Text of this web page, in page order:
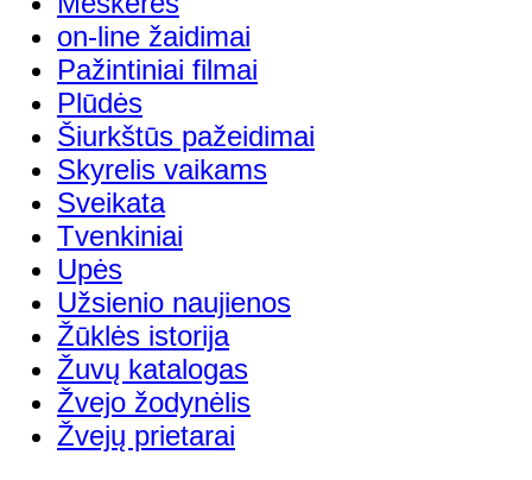
on-line žaidimai
Pažintiniai filmai
Plūdės
Šiurkštūs pažeidimai
Skyrelis vaikams
Sveikata
Tvenkiniai
Upės
Užsienio naujienos
Žūklės istorija
Žuvų katalogas
Žvejo žodynėlis
Žvejų prietarai